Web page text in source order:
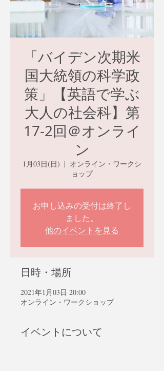
「バイデン次期米
国大統領の科学政
策」【英語で学ぶ
大人の社会科】第
17-2回＠オンライ
ン
1月03日(日)
  |
オンライン・ワークシ
ョップ
お申し込みの受付は終了し
ました。
他のイベントを見る
日時・場所
2021年1月03日 20:00
オンライン・ワークショップ
イベントについて